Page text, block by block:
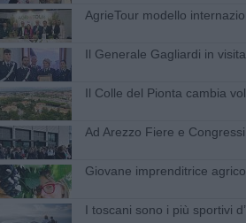
AgrieTour modello
Il Generale Gagliardi in
Il Colle del Pionta cambia
Ad Arezzo Fiere e
Giovane imprenditrice
​I toscani sono i più sportivi